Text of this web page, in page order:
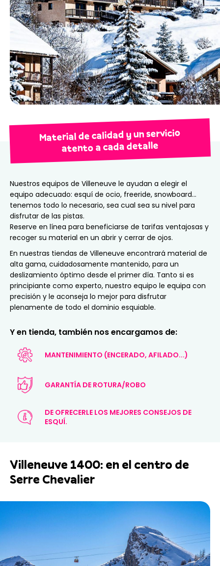
Material de calidad y un servicio
atento a cada detalle
Nuestros equipos de Villeneuve le ayudan a elegir el
equipo adecuado: esquí de ocio, freeride, snowboard…
tenemos todo lo necesario, sea cual sea su nivel para
disfrutar de las pistas.
Reserve en línea para beneficiarse de tarifas ventajosas y
recoger su material en un abrir y cerrar de ojos.
En nuestras tiendas de Villeneuve encontrará material de
alta gama, cuidadosamente mantenido, para un
deslizamiento óptimo desde el primer día. Tanto si es
principiante como experto, nuestro equipo le equipa con
precisión y le aconseja lo mejor para disfrutar
plenamente de todo el dominio esquiable.
Y en tienda, también nos encargamos de:
MANTENIMIENTO (ENCERADO, AFILADO...)
GARANTÍA DE ROTURA/ROBO
DE OFRECERLE LOS MEJORES CONSEJOS DE
ESQUÍ.
Villeneuve 1400: en el centro de
Serre Chevalier